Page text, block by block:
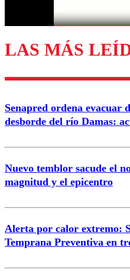
LAS MÁS
Senapred ordena evacuar
desborde del río Damas:
Nuevo temblor sacude el
magnitud y el epicentro
Alerta por calor extremo:
Temprana Preventiva en